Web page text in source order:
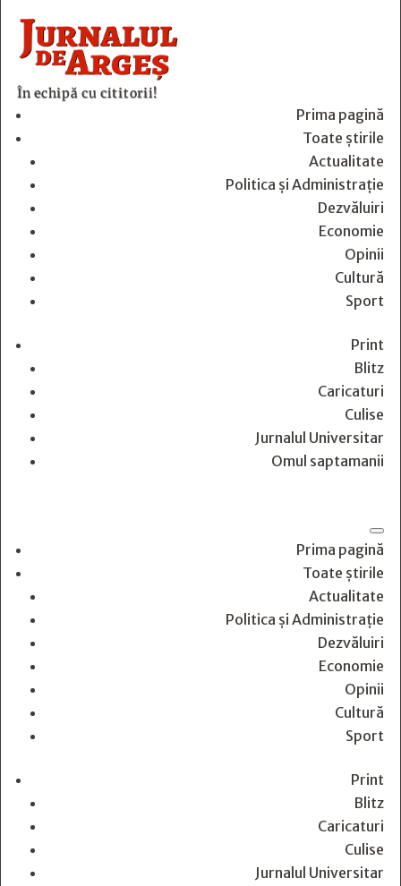
În echipă cu cititorii!
Prima pagină
Toate știrile
Actualitate
Politica și Administrație
Dezvăluiri
Economie
Opinii
Cultură
Sport
Print
Blitz
Caricaturi
Culise
Jurnalul Universitar
Omul saptamanii
Prima pagină
Toate știrile
Actualitate
Politica și Administrație
Dezvăluiri
Economie
Opinii
Cultură
Sport
Print
Blitz
Caricaturi
Culise
Jurnalul Universitar